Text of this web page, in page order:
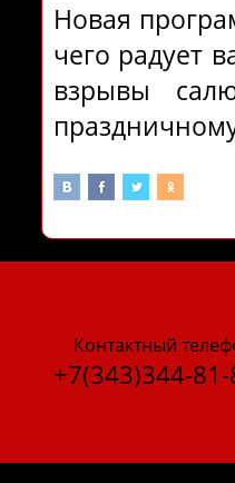
Новая
чего радует
взрывы
Контактный
+7(343)344-